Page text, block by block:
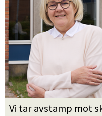
Vi tar avstamp mot